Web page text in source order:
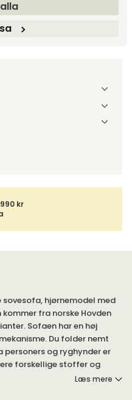
for at se
kr
hjørnemodel med
fra norske Hovden
Sofaen har en høj
Du folder nemt
personers og ryghynder er
forskellige stoffer og
en Bonell madras, men se
Læs mere